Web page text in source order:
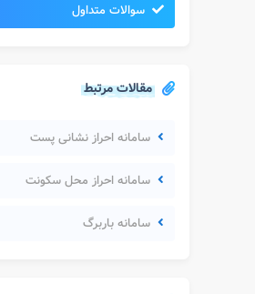
سوالات متداول
مقالات مرتبط
سامانه احراز نشانی پست
سامانه احراز محل سکونت
سامانه باربرگ